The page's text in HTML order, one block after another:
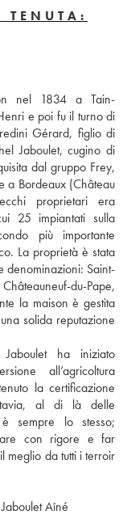
nel 1834 a Tain-
e poi fu il turno di
Gérard, figlio di
Jaboulet, cugino di
dal gruppo Frey,
a Bordeaux (Château
proprietari era
25 impiantati sulla
più importante
La proprietà è stata
denominazioni: Saint-
du-Pape,
la maison è gestita
solida reputazione
ha iniziato
all’agricoltura
la certificazione
al di là delle
sempre lo stesso;
con rigore e far
meglio da tutti i terroir
Aîné